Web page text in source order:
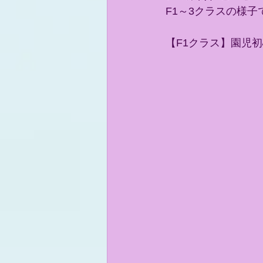
F1～3クラスの様子
【F1クラス】園児